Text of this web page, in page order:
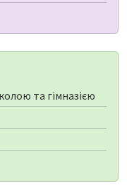
та гімназією